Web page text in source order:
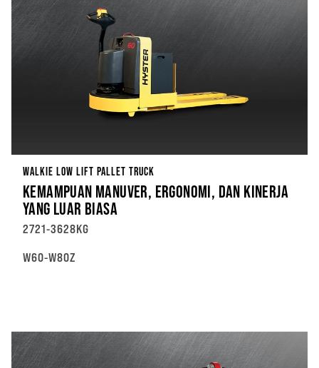
WALKIE LOW LIFT PALLET TRUCK
KEMAMPUAN MANUVER, ERGONOMI, DAN KINERJA
YANG LUAR BIASA
2721-3628KG
W60-W80Z